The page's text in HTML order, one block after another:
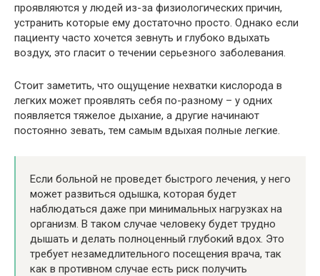
проявляются у людей из-за физиологических причин,
устранить которые ему достаточно просто. Однако если
пациенту часто хочется зевнуть и глубоко вдыхать
воздух, это гласит о течении серьезного заболевания.
Стоит заметить, что ощущение нехватки кислорода в
легких может проявлять себя по-разному – у одних
появляется тяжелое дыхание, а другие начинают
постоянно зевать, тем самым вдыхая полные легкие.
Если больной не проведет быстрого лечения, у него
может развиться одышка, которая будет
наблюдаться даже при минимальных нагрузках на
организм. В таком случае человеку будет трудно
дышать и делать полноценный глубокий вдох. Это
требует незамедлительного посещения врача, так
как в противном случае есть риск получить